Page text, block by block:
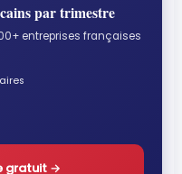
par trimestre
entreprises françaises
gratuit →